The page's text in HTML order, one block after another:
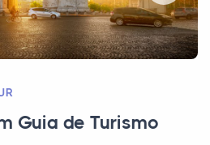
Edificações